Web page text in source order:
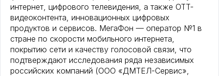
интернет, цифрового телевидения, а также OTT-
видеоконтента, инновационных цифровых
продуктов и сервисов. МегаФон — оператор №1 в
стране по скорости мобильного интернета,
покрытию сети и качеству голосовой связи, что
подтверждают исследования ряда независимых
российских компаний (ООО «ДМТЕЛ-Сервис»,